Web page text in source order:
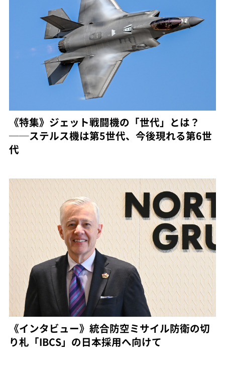
《特集》ジェット戦闘機の「世代」とは？
──ステルス機は第5世代、今後現れる第6世
代
《インタビュー》統合防空ミサイル防衛の切
り札「IBCS」の日本採用へ向けて